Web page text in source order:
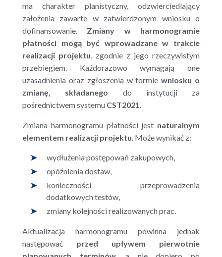
ma charakter planistyczny, odzwierciedlający
założenia zawarte w zatwierdzonym wniosku o
dofinansowanie. Zmiany w harmonogramie
płatności mogą być wprowadzane w trakcie
realizacji projektu , zgodnie z jego rzeczywistym
przebiegiem. Każdorazowo wymagają one
uzasadnienia oraz zgłoszenia w formiewniosku o
zmianę, składanego do instytucji za
pośrednictwem systemu CST2021
Zmiana harmonogramu płatności jest naturalnym
elementem realizacji projektu . Może wynikać z:
wydłużenia postępowań zakupowych,
opóźnienia dostaw,
konieczności przeprowadzenia
dodatkowych testów,
zmiany kolejności realizowanych prac.
Aktualizacja harmonogramu powinna jednak
następować przed upływem pierwotnie